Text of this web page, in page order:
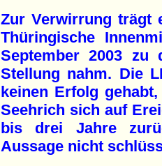
Zur Verwirrung trägt
Thüringische
September 2003 zu
Stellung nahm. Die
keinen Erfolg
Seehrich sich auf
bis drei Jahre
Aussage nicht